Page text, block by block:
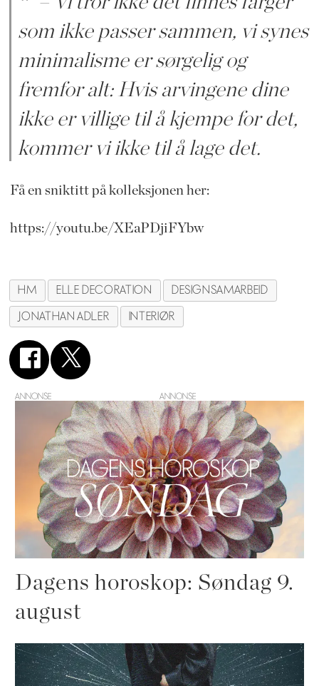
som ikke passer sammen, vi synes
minimalisme er sørgelig og
fremfor alt: Hvis arvingene dine
ikke er villige til å kjempe for det,
kommer vi ikke til å lage det.
Få en sniktitt på kolleksjonen her:
https://youtu.be/XEaPDjiFYbw
HM ELLE DECORATION
DESIGNSAMARBEID
JONATHAN ADLER
INTERIØR
ANNONSE
Dagens horoskop: Søndag 9.
august